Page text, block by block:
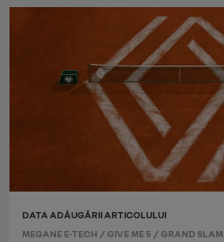
DATA ADĂUGĂRII ARTICOLULUI
MEGANE E-TECH / GIVE ME 5 / GRAND SLAM